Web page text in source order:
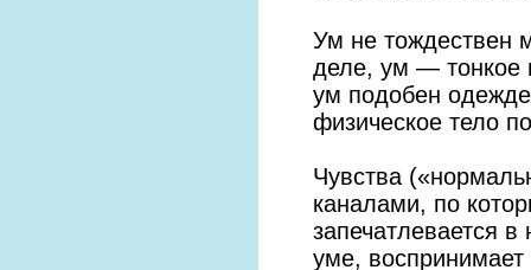
Ум не тождествен
деле, ум — тонкое
ум подобен
физическое тело
Чувства
каналами, по
запечатлевается
уме,